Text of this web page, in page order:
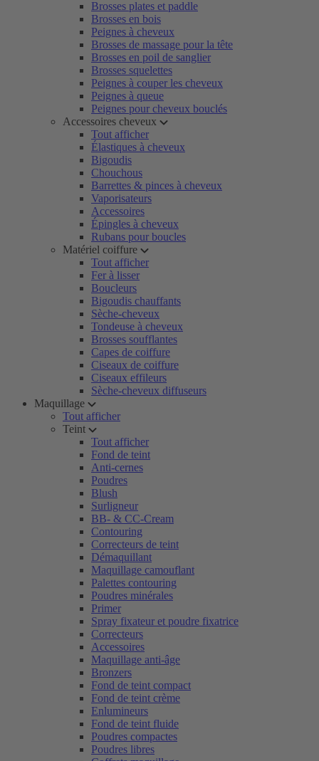
Brosses plates et paddle
Brosses en bois
Peignes à cheveux
Brosses de massage pour la tête
Brosses en poil de sanglier
Brosses squelettes
Peignes à couper les cheveux
Peignes à queue
Peignes pour cheveux bouclés
Accessoires cheveux
Tout afficher
Élastiques à cheveux
Bigoudis
Chouchous
Barrettes & pinces à cheveux
Vaporisateurs
Accessoires
Épingles à cheveux
Rubans pour boucles
Matériel coiffure
Tout afficher
Fer à lisser
Boucleurs
Bigoudis chauffants
Sèche-cheveux
Tondeuse à cheveux
Brosses soufflantes
Capes de coiffure
Ciseaux de coiffure
Ciseaux effileurs
Sèche-cheveux diffuseurs
Maquillage
Tout afficher
Teint
Tout afficher
Fond de teint
Anti-cernes
Poudres
Blush
Surligneur
BB- & CC-Cream
Contouring
Correcteurs de teint
Démaquillant
Maquillage camouflant
Palettes contouring
Poudres minérales
Primer
Spray fixateur et poudre fixatrice
Correcteurs
Accessoires
Maquillage anti-âge
Bronzers
Fond de teint compact
Fond de teint crème
Enlumineurs
Fond de teint fluide
Poudres compactes
Poudres libres